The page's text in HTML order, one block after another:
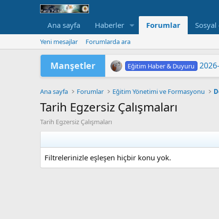
Ana sayfa Haberler Forumlar
Yeni mesajlar Forumlarda ara
Manşetler
Eğitim Haber & Duyuru
Eğitim Haber & Duyuru
Eğitim Haber & Duyuru
Eğitim Haber & Duyuru
TÜRKİYE YÜZYILI
Eğitim Haber & Duyuru
2026 Yükseköğretim
Eğitim Haber & Duyuru
Eğitim Haber & Duyuru
2026 HAZİRAN DÖNEMİ
Ana sayfa Forumlar Eğitim Yönetimi ve Formasyonu
Tarih Egzersiz Çalışmaları
Tarih Egzersiz Çalışmaları
Filtrelerinizle eşleşen hiçbir konu yok.